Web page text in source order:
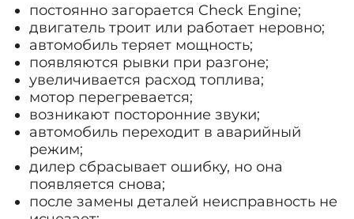
постоянно загорается Check Engine;
двигатель троит или работает неровно;
автомобиль теряет мощность;
появляются рывки при разгоне;
увеличивается расход топлива;
мотор перегревается;
возникают посторонние звуки;
автомобиль переходит в аварийный
режим;
дилер сбрасывает ошибку, но она
появляется снова;
после замены деталей неисправность не